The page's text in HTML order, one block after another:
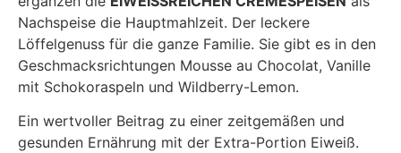
Nachspeise die Hauptmahlzeit. Der leckere
Löffelgenuss für die ganze Familie. Sie gibt es in den
Geschmacksrichtungen Mousse au Chocolat, Vanille
mit Schokoraspeln und Wildberry-Lemon.
Ein wertvoller Beitrag zu einer zeitgemäßen und
gesunden Ernährung mit der Extra-Portion Eiweiß.